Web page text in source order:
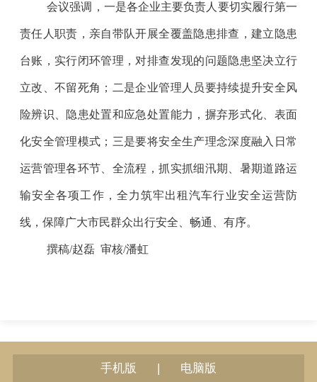
会议强调，一是各企业主要负责人要切实履行第一
责任人职责，亲自带队开展全覆盖隐患排查，建立隐患
台账，实行闭环管理，对排查发现的问题隐患坚决立行
立改、不留死角；二是企业管理人员要持续提升安全风
险辨识、隐患处置和应急处置能力，摒弃形式化、表面
化安全管理模式；三是要将安全生产理念深度融入日常
运营管理各环节、全流程，抓实抓细汛期、暑期道路运
输安全各项工作，全力筑牢出租汽车行业安全运营防
线，保障广大市民群众出行安全、畅通、有序。
撰稿/赵磊 审核/潘虹
手机版 | 电脑版